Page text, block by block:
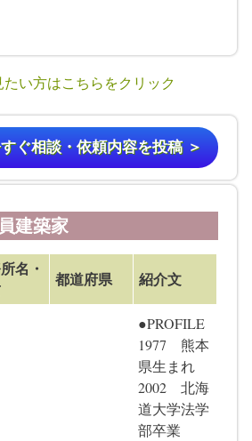
い方はこちらをクリック
ぐ相談・依頼内容を投稿 ＞
建築家
名・
都道府県 紹介文
●PROFILE
1977 熊本
県生まれ
2002 北海
道大学法学
部卒業